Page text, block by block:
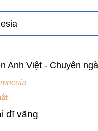
Anh Việt - Chuyên
dĩ vãng